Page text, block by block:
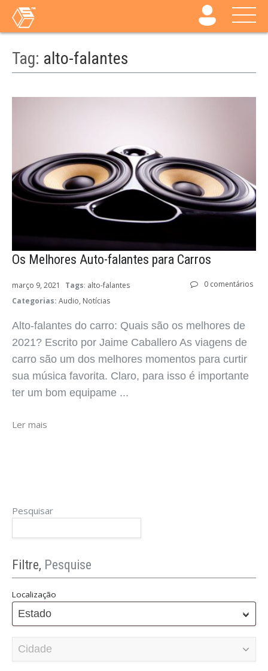
Tag: alto-falantes
Os Melhores Auto-falantes para Carros
0 comentários
março 9, 2021 Tags: alto-falantes
Categorias: Audio Notícias
Alto-falantes do carro: Quais são os melhores de
2021? Escrito por Jaime Caballero As viagens de
carro são um dos melhores momentos para curtir
sua música favorita. Claro, para isso é importante
ter um bom equipame ...
Ler mais
Pesquisar
Filtre, Pesquise
Localização
Estado